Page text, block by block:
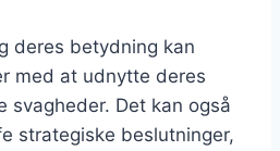
deres betydning kan
med at udnytte deres
svagheder. Det kan også
strategiske beslutninger,